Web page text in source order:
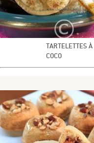
TARTELETTES
COCO